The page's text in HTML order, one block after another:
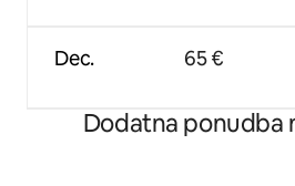
Dec. 65 €
Dodatna ponudba